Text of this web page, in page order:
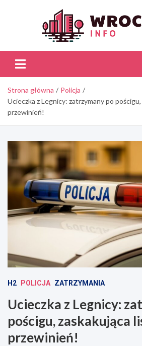
Strona główna
Policja
Ucieczka z Legnicy: zatrzymany po
przewinień!
H2 POLICJA ZATRZYMANIA
Ucieczka z Legnicy:
pościgu, zaskakująca
przewinień!